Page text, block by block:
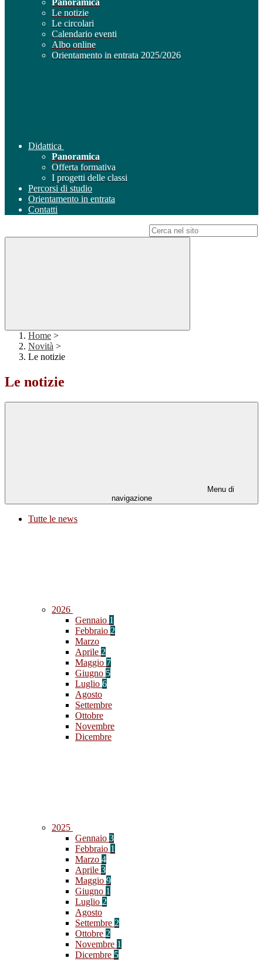
Panoramica
Le notizie
Le circolari
Calendario eventi
Albo online
Orientamento in entrata 2025/2026
Didattica
Panoramica
Offerta formativa
I progetti delle classi
Percorsi di studio
Orientamento in entrata
Contatti
Home >
Novità >
Le notizie
Le notizie
Menu di
navigazione
Tutte le news
2026
Gennaio 1
Febbraio 2
Marzo
Aprile 2
Maggio 7
Giugno 5
Luglio 6
Agosto
Settembre
Ottobre
Novembre
Dicembre
2025
Gennaio 3
Febbraio 1
Marzo 4
Aprile 3
Maggio 9
Giugno 1
Luglio 2
Agosto
Settembre 2
Ottobre 2
Novembre 1
Dicembre 5